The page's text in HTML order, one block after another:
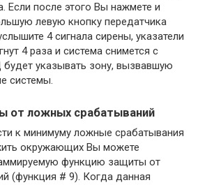
Если после этого Вы нажмете и
левую кнопку передатчика
4 сигнала сирены, указатели
4 раза и система снимется с
указывать зону, вызвавшую
системы.
от ложных срабатываний
к минимуму ложные срабатывания
окружающих Вы можете
функцию защиты от
(функция # 9). Когда данная